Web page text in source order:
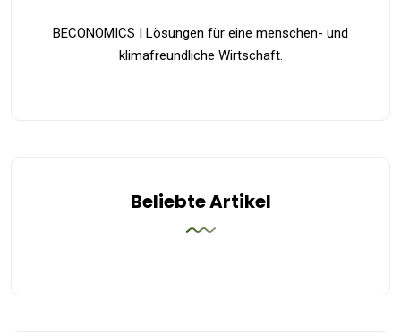
BECONOMICS | Lösungen für eine menschen- und
klimafreundliche Wirtschaft.
Beliebte Artikel